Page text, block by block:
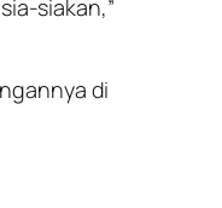
siakan,”
di